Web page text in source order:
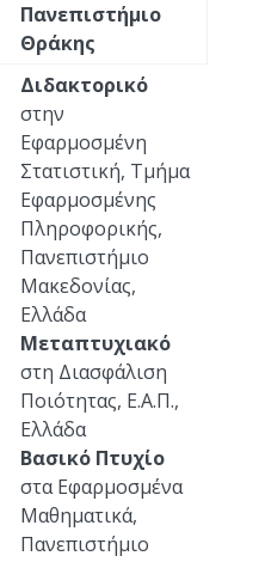
Πανεπιστήμιο
Θράκης
Διδακτορικό
στην
Εφαρμοσμένη
Στατιστική, Τμήμα
Εφαρμοσμένης
Πληροφορικής,
Πανεπιστήμιο
Μακεδονίας,
Ελλάδα
Μεταπτυχιακό
στη Διασφάλιση
Ποιότητας, Ε.Α.Π.,
Ελλάδα
Βασικό Πτυχίο
στα Εφαρμοσμένα
Μαθηματικά,
Πανεπιστήμιο